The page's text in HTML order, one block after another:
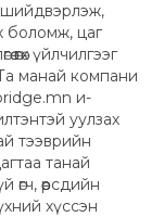
шийдвэрлэж,
боломж, цаг
өгөх үйлчилгээг
Та манай компани
и-
уулзах
тээврийн
танай
өөрсдийн
хүссэн